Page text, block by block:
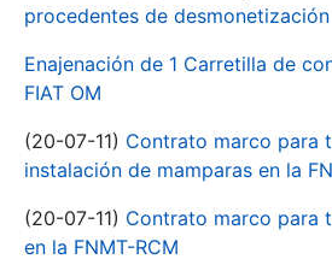
procedentes de
Enajenación de 1 Carretilla de
FIAT OM
(20-07-11) Contrato marco para
instalación de mamparas en la
(20-07-11) Contrato marco para
en la FNMT-RCM